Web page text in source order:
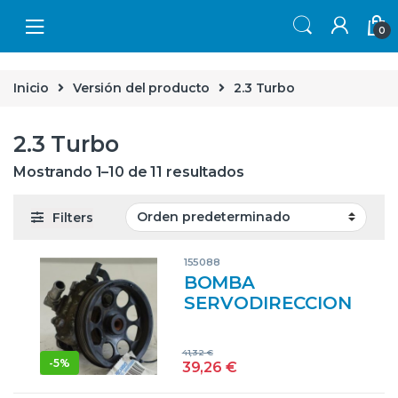
0
Inicio Versión del producto 2.3 Turbo
2.3 Turbo
Mostrando 1–10 de 11 resultados
Filters
-5%
155088
BOMBA
SERVODIRECCION
TURBO B235R
39,26 €
41,32€